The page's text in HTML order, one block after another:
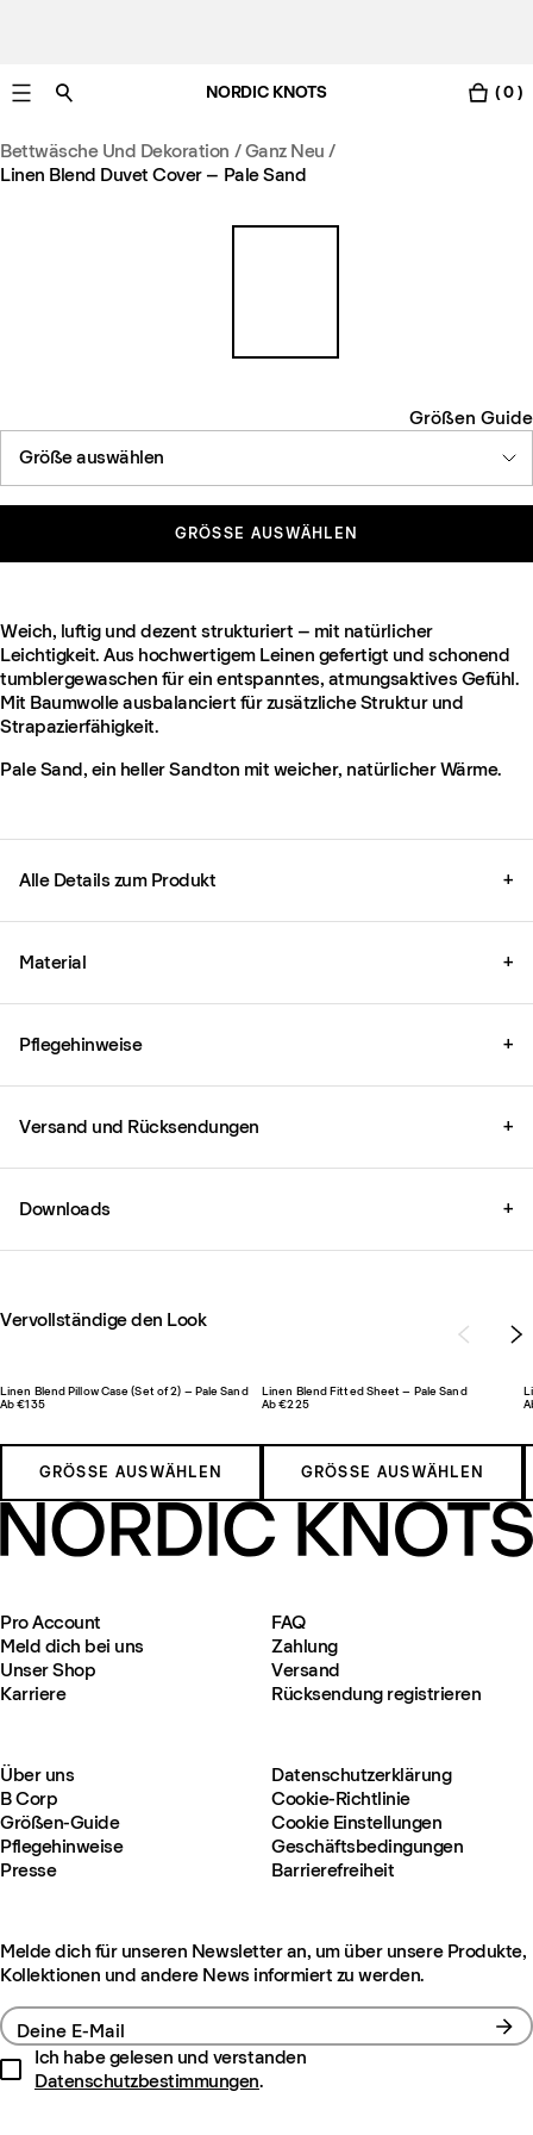
NORDIC KNOTS ( 0 )
Bettwäsche Und Dekoration / Ganz Neu /
Linen Blend Duvet Cover – Pale Sand
Größen Guide
Größe auswählen
GRÖSSE AUSWÄHLEN
Weich, luftig und dezent strukturiert – mit natürlicher
Leichtigkeit. Aus hochwertigem Leinen gefertigt und schonend
tumblergewaschen für ein entspanntes, atmungsaktives Gefühl.
Mit Baumwolle ausbalanciert für zusätzliche Struktur und
Strapazierfähigkeit.
Pale Sand, ein heller Sandton mit weicher, natürlicher Wärme.
Alle Details zum Produkt +
Material +
Pflegehinweise +
Versand und Rücksendungen +
Downloads +
Vervollständige den Look
Linen Blend Pillow Case (Set of 2) – Pale Sand
Ab €135
GRÖSSE AUSWÄHLEN
Linen Blend Fitted Sheet – Pale Sand
Ab €225
GRÖSSE AUSWÄHLEN
Pro Account
Meld dich bei uns
Unser Shop
Karriere
FAQ
Zahlung
Versand
Rücksendung registrieren
Über uns
B Corp
Größen-Guide
Pflegehinweise
Presse
Datenschutzerklärung
Cookie-Richtlinie
Cookie Einstellungen
Geschäftsbedingungen
Barrierefreiheit
Melde dich für unseren Newsletter an, um über unsere Produkte,
Kollektionen und andere News informiert zu werden.
Deine E-Mail
Ich habe gelesen und verstanden
Datenschutzbestimmungen.